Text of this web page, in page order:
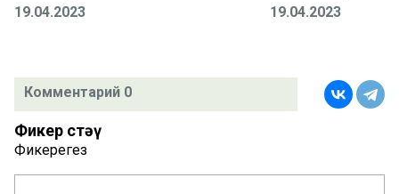
19.04.2023 19.04.2023
Комментарий 0
Фикер өстәү
Фикерегез